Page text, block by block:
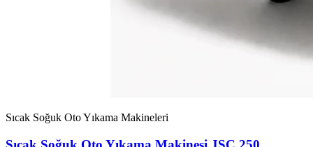
Sıcak Soğuk Oto Yıkama Makineleri